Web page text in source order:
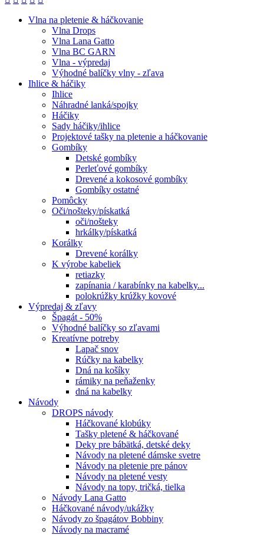
Vlna na pletenie & háčkovanie
Vlna Drops
Vlna Lana Gatto
Vlna BC GARN
Vlna - výpredaj
Výhodné balíčky vlny - zľava
Ihlice & háčiky
Ihlice
Náhradné lanká/spojky
Háčiky
Sady háčiky/ihlice
Projektové tašky na pletenie a háčkovanie
Gombíky
Detské gombíky
Perleťové gombíky
Drevené a kokosové gombíky
Gombíky ostatné
Pomôcky
Oči/nošteky/pískatká
oči/nošteky
hrkálky/pískatká
Korálky
Drevené korálky
K výrobe kabeliek
retiazky
zapínania / karabínky na kabelky...
polokrúžky krúžky kovové
Výpredaj & zľavy
Špagát - 50%
Výhodné balíčky so zľavami
Kreatívne potreby
Lapač snov
Rúčky na kabelky
Dná na košíky
rámiky na peňaženky
dná na kabelky
Návody
DROPS návody
Háčkované klobúky
Tašky pletené & háčkované
Deky pre bábätká, detské deky
Návody na pletené dámske svetre
Návody na pletenie pre pánov
Návody na pletené vesty
Návody na topy, tričká, tielka
Návody Lana Gatto
Háčkované návody/ukážky
Návody zo špagátov Bobbiny
Návody na macramé